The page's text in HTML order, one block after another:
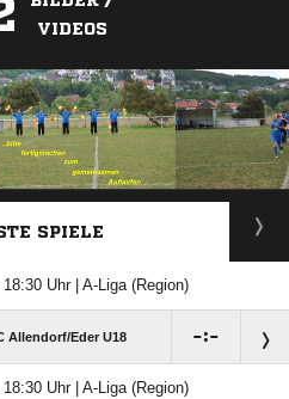
VIDEOS
SPIELE
Uhr | A-Liga (Region)
Allendorf/​Eder U18 :
Uhr | A-Liga (Region)